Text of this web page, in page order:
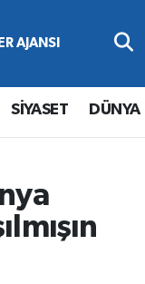
SİYASET DÜNYA